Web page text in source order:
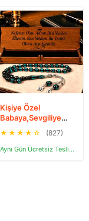
Kişiye Özel
Babaya,Sevgiliye
Hediye Metal Harfli
Sürmeli Toz Kehribar
Tesbih [ 5 Renk ]
★ ★ ★ ★ ☆ (827)
Aynı Gün Ücretsiz Teslimat